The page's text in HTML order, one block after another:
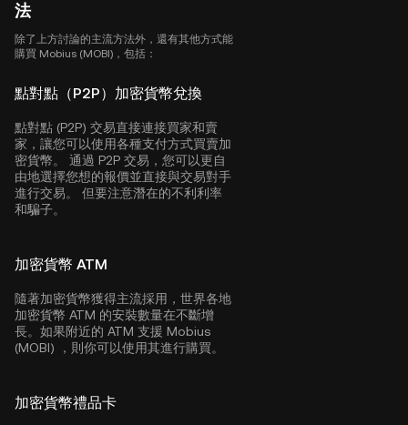
法
除了上方討論的主流方法外，還有其他方式能
購買 Mobius (MOBI)，包括：
點對點（P2P）加密貨幣兌換
點對點 (P2P) 交易直接連接買家和賣
家，讓您可以使用各種支付方式買賣加
密貨幣。 通過 P2P 交易，您可以更自
由地選擇您想的報價並直接與交易對手
進行交易。 但要注意潛在的不利利率
和騙子。
加密貨幣 ATM
隨著加密貨幣獲得主流採用，世界各地
加密貨幣 ATM 的安裝數量在不斷增
長。如果附近的 ATM 支援 Mobius
(MOBI) ，則你可以使用其進行購買。
加密貨幣禮品卡